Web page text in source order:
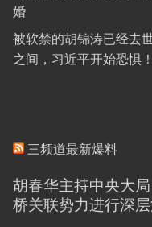
婚
被软禁的胡锦涛已经去
之间，习近平开始恐惧！
三频道最新爆料
胡春华主持中央大
桥关联势力进行深